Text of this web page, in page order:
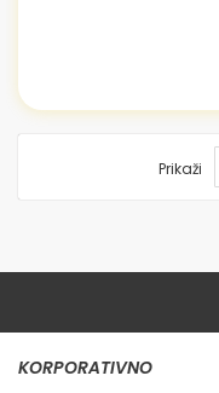
Prikaži
KORPORATIVNO